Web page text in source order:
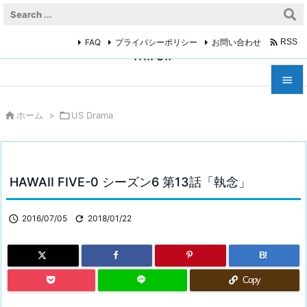
miroir



FAQ プライバシーポリシー お問い合わせ  RSS
 ホーム > US Drama
HAWAII FIVE-0 シーズン6 第13話「執念」
 2016/07/05  2018/01/22
B!
Copy